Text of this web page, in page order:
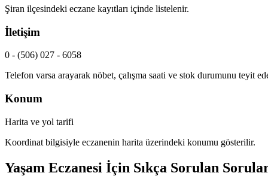
Şiran ilçesindeki eczane kayıtları içinde listelenir.
İletişim
0 - (506) 027 - 6058
Telefon varsa arayarak nöbet, çalışma saati ve stok durumunu teyit
Konum
Harita ve yol tarifi
Koordinat bilgisiyle eczanenin harita üzerindeki konumu gösterilir.
Yaşam Eczanesi İçin Sıkça Sorulan